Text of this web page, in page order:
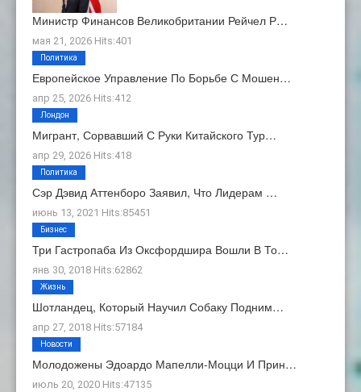
Министр Финансов Великобритании Рейчел Р…
мая 21, 2026 Hits:401
Европейское Управление По Борьбе С Мошен…
апр 25, 2026 Hits:412
Политика
Мигрант, Сорвавший С Руки Китайского Тур…
апр 29, 2026 Hits:418
Лондон
Сэр Дэвид Аттенборо Заявил, Что Лидерам …
июнь 13, 2021 Hits:85451
Политика
Три Гастропаба Из Оксфордшира Вошли В То…
янв 30, 2018 Hits:62862
Бизнес
Шотландец, Который Научил Собаку Подним…
апр 27, 2018 Hits:57184
Жизнь
Молодожены Эдоардо Мапелли-Моцци И Прин…
июль 20, 2020 Hits:47135
Новости